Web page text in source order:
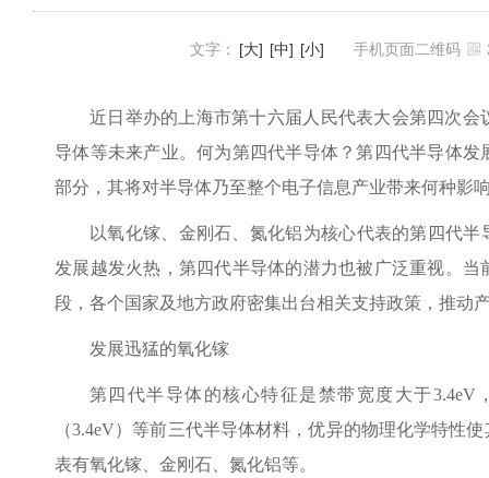
文字： [大] [中] [小] 手机页面二维码
近日举办的上海市第十六届人民代表大会第四次
导体等未来产业。何为第四代半导体？第四代半导体
部分，其将对半导体乃至整个电子信息产业带来何种影
以氧化镓、金刚石、氮化铝为核心代表的第四代
发展越发火热，第四代半导体的潜力也被广泛重视。
段，各个国家及地方政府密集出台相关支持政策，推动
发展迅猛的氧化镓
第四代半导体的核心特征是禁带宽度大于3.4eV
（3.4eV）等前三代半导体材料，优异的物理化学特性
表有氧化镓、金刚石、氮化铝等。